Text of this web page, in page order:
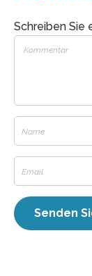
Schreiben Sie